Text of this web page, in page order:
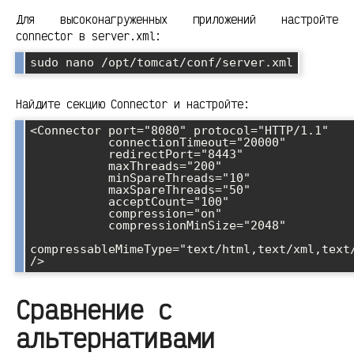
Для высоконагруженных приложений настройте
connector в server.xml:
Найдите секцию Connector и настройте:
<Connector port="8080" protocol="HTTP/1.1"
compressableMimeType="text/html,text/
Сравнение с
альтернативами